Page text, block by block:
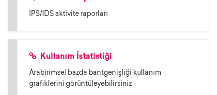
IPS/IDS aktivite raporları
Kullanım İstatistiği
Arabirimsel bazda bantgenişliği kullanım
grafiklerini görüntüleyebilirsiniz